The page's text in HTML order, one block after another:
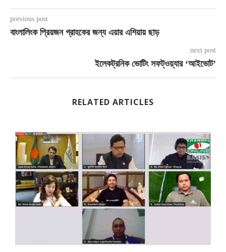
previous post
বাংলালিংক প্রিয়জন গ্রাহকের জন্য এয়ার এশিয়ায় ছাড়
next post
ইলেকট্রনিক ভোটিং সফট্ওয়্যার ‘আইভোট’
RELATED ARTICLES